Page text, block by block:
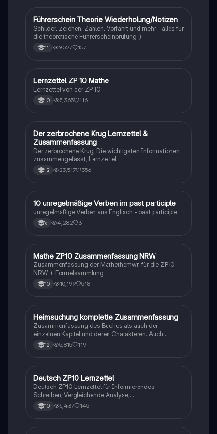
Lerntipps
Führerschein Theorie Wiederholung/Notizen
Schilder, Zeichen, Zahlen, Vorfahrt und mehr - alles für
die theoretische Führerscheinprüfung :)
11 9,527 157
Mathe
Lernzettel ZP 10 Mathe
Lernzettel von der ZP 10
10 5,365 116
Deutsch
Der zerbrochene Krug Lernzettel &
Zusammenfassung
Der zerbrochene Krug, Die wichtigsten Informationen
zusammengefasst, Lernzettel
12 23,517 356
1 Englisch
10 unregelmäßige Verben im past participle
unregelmäßige Verben aus Englisch - past participle
6 4,282 3
Mathe
Mathe ZP10 Zusammenfassung NRW
Zusammenfassung der Mathethemwn für die ZP10
NRW + Formelsammlung
10 10,199 518
Deutsch
Heimsuchung komplette Zusammenfassung
Zusammenfassung des Buches als auch der
einzelnen Kapitel und deren Charakteren. Auch
tabellarisch. Im Unterricht ohne KI erstellt
12 5,815 119
Deutsch
Deutsch ZP10 Lernzettel
Deutsch ZP10 Lernzettel für Informierendes
Schreiben, Vergleichende Analyse,
Sachtexte/Roman/Gedicht..
10 5,437 145